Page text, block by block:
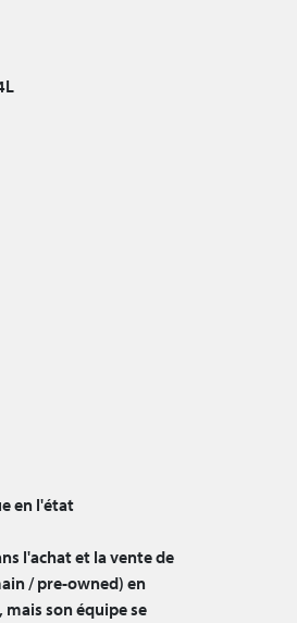
en l'état
l'achat et la vente de
/ pre-owned) en
mais son équipe se